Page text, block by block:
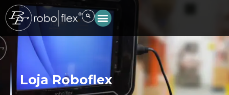
contenido
Loja Roboflex